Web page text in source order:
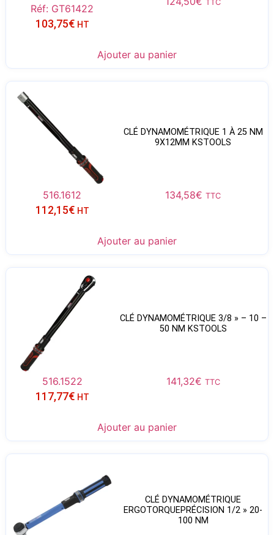
Réf: GT61422
TTC
103,75€ HT
Ajouter au panier
CLÉ DYNAMOMÉTRIQUE 1 À 25 NM
9X12MM KSTOOLS
516.1612 134,58€ TTC
112,15€ HT
Ajouter au panier
CLÉ DYNAMOMÉTRIQUE 3/8 » – 10 –
50 NM KSTOOLS
516.1522 141,32€ TTC
117,77€ HT
Ajouter au panier
CLÉ DYNAMOMÉTRIQUE
ERGOTORQUEPRÉCISION 1/2 » 20-
100 NM